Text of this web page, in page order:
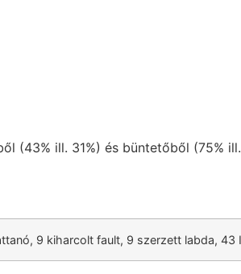
(43% ill. 31%) és büntetőből (75%
9 kiharcolt fault, 9 szerzett labda, 43